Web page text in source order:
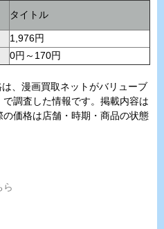
タイトル
1,976円
0円～170円
、漫画買取ネットがバリューブ
調査した情報です。掲載内容は
価格は店舗・時期・商品の状態
ら